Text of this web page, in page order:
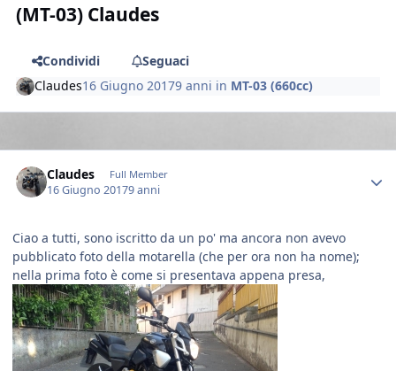
(MT-03) Claudes
Condividi
Seguaci
Claudes16 Giugno 20179 anni in MT-03 (660cc)
Claudes Full Member
16 Giugno 20179 anni
Ciao a tutti, sono iscritto da un po' ma ancora non avevo
pubblicato foto della motarella (che per ora non ha nome);
nella prima foto è come si presentava appena presa,